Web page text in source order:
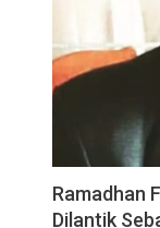
Ramadhan
Dilantik